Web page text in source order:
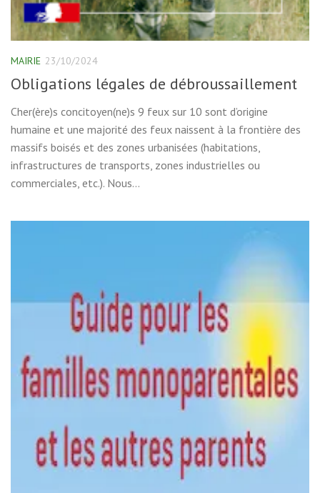
MAIRIE 23/10/2024
Obligations légales de débroussaillement
Cher(ère)s concitoyen(ne)s 9 feux sur 10 sont d’origine
humaine et une majorité des feux naissent à la frontière des
massifs boisés et des zones urbanisées (habitations,
infrastructures de transports, zones industrielles ou
commerciales, etc.). Nous...